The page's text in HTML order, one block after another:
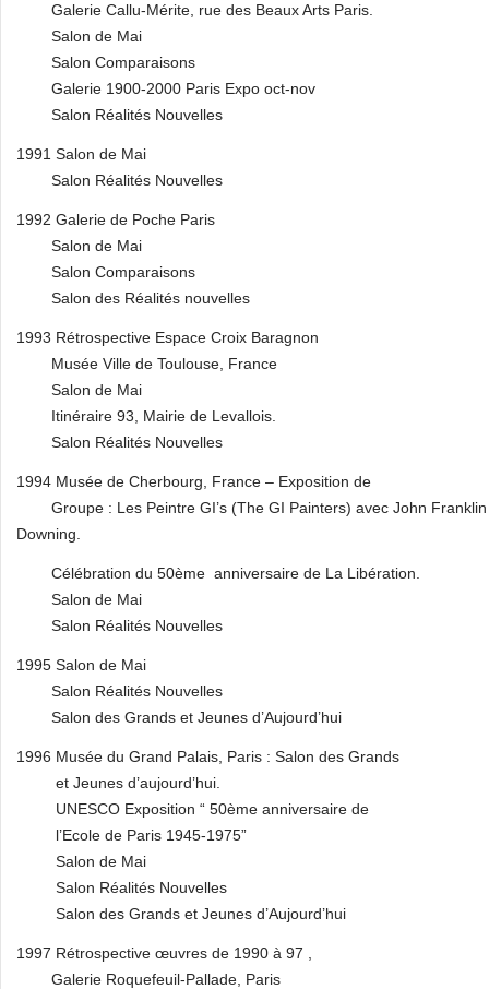
Galerie Callu-Mérite, rue des Beaux Arts Paris.
Salon de Mai
Salon Comparaisons
Galerie 1900-2000 Paris Expo oct-nov
Salon Réalités Nouvelles
1991 Salon de Mai
Salon Réalités Nouvelles
1992 Galerie de Poche Paris
Salon de Mai
Salon Comparaisons
Salon des Réalités nouvelles
1993 Rétrospective Espace Croix Baragnon
Musée Ville de Toulouse, France
Salon de Mai
Itinéraire 93, Mairie de Levallois.
Salon Réalités Nouvelles
1994 Musée de Cherbourg, France – Exposition de
Groupe : Les Peintre GI’s (The GI Painters) avec John Franklin
Downing.
Célébration du 50ème anniversaire de La Libération.
Salon de Mai
Salon Réalités Nouvelles
1995 Salon de Mai
Salon Réalités Nouvelles
Salon des Grands et Jeunes d’Aujourd’hui
1996 Musée du Grand Palais, Paris : Salon des Grands
et Jeunes d’aujourd’hui.
UNESCO Exposition “ 50ème anniversaire de
l’Ecole de Paris 1945-1975”
Salon de Mai
Salon Réalités Nouvelles
Salon des Grands et Jeunes d’Aujourd’hui
1997 Rétrospective œuvres de 1990 à 97 ,
Galerie Roquefeuil-Pallade, Paris